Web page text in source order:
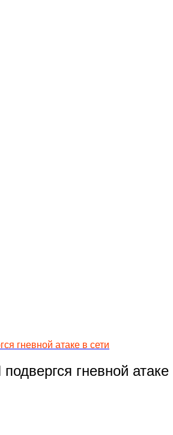
гневной атаке в сети
гневной атаке